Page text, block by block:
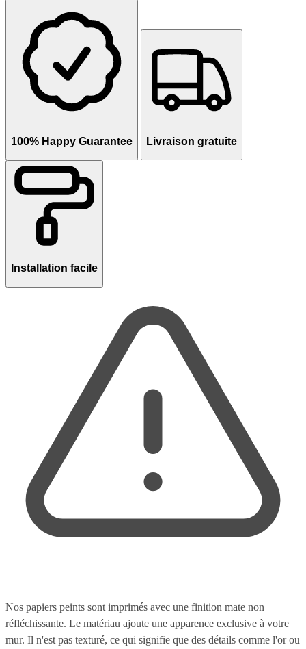
100% Happy Guarantee Livraison gratuite
Installation facile
Nos papiers peints sont imprimés avec une finition mate non
réfléchissante. Le matériau ajoute une apparence exclusive à votre
mur. Il n'est pas texturé, ce qui signifie que des détails comme l'or ou